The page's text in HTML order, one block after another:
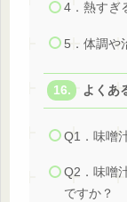
4．熱すぎ
5．体調や
よくあ
Q1．味噌
Q2．味噌
ですか？